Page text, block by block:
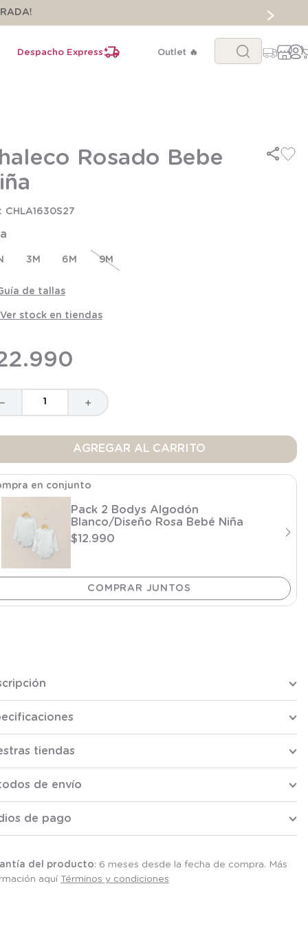
Despacho Express Outlet 🔥
Buscar...
Rosado Bebe
CHLA1630S27
3M 6M 9M
de tallas
Ver stock en tiendas
.990
＋
－
AGREGAR AL CARRITO
en conjunto
Pack 2 Bodys Algodón
Blanco/Diseño Rosa Bebé Niña
$12.990
tiendas
de envío
de pago
del producto: 6 meses desde la fecha de compra. Más
aquí Términos y condiciones